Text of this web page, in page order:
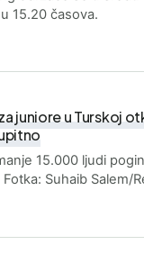
15.20 časova.
juniore u Turskoj
15.000 ljudi
Suhaib Salem/